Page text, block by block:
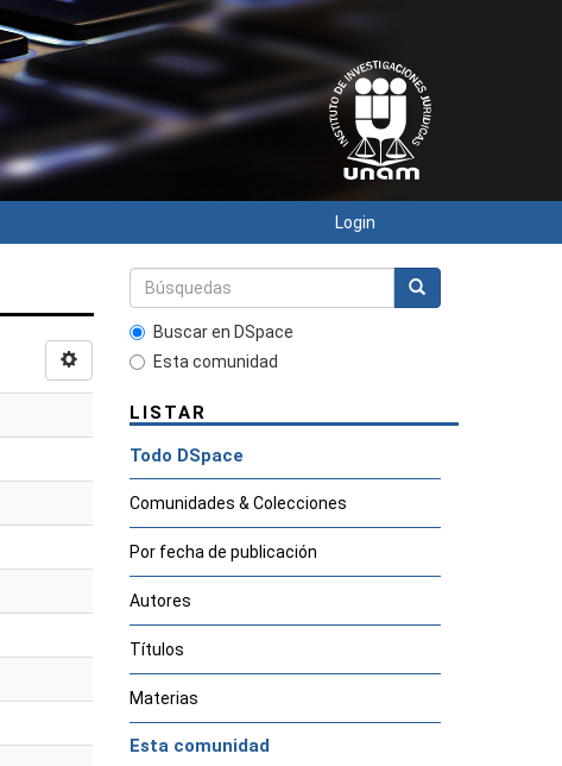
Login
Buscar en DSpace
Esta comunidad
LISTAR
Todo DSpace
Comunidades & Colecciones
Por fecha de publicación
Autores
Títulos
Materias
Esta comunidad